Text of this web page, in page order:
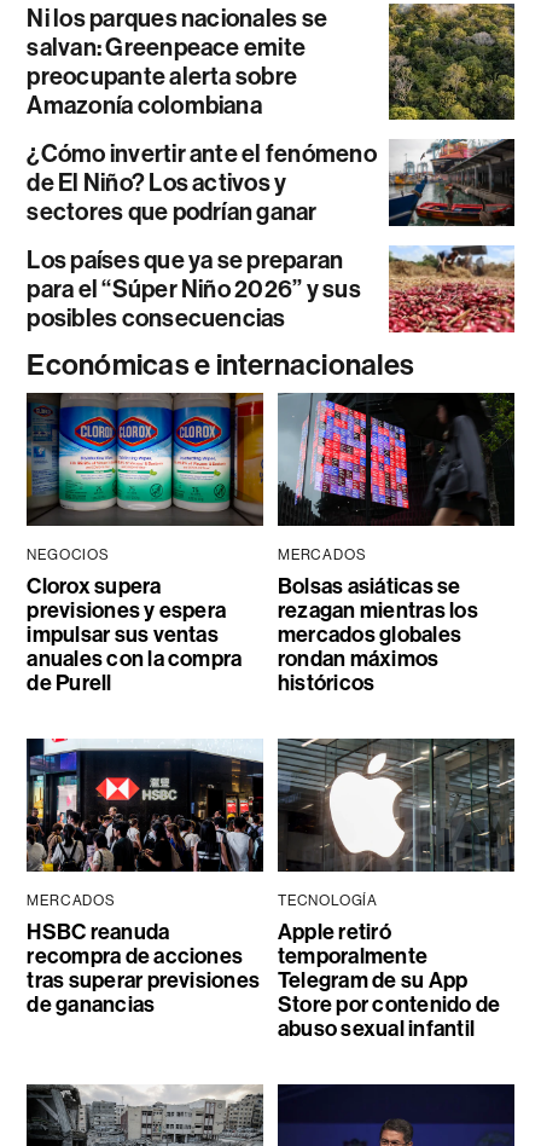
Ni los parques nacionales se
salvan: Greenpeace emite
preocupante alerta sobre
Amazonía colombiana
¿Cómo invertir ante el fenómeno
de El Niño? Los activos y
sectores que podrían ganar
Los países que ya se preparan
para el “Súper Niño 2026” y sus
posibles consecuencias
Económicas e internacionales
NEGOCIOS
Clorox supera
previsiones y espera
impulsar sus ventas
anuales con la compra
de Purell
MERCADOS
Bolsas asiáticas se
rezagan mientras los
mercados globales
rondan máximos
históricos
MERCADOS
HSBC reanuda
recompra de acciones
tras superar previsiones
de ganancias
TECNOLOGÍA
Apple retiró
temporalmente
Telegram de su App
Store por contenido de
abuso sexual infantil